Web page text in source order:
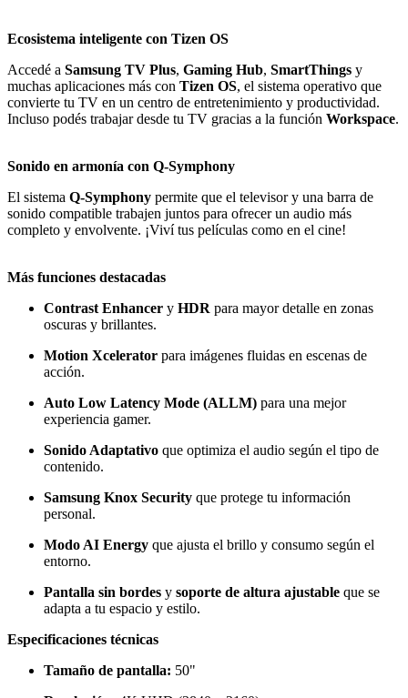
Ecosistema inteligente con Tizen OS
Accedé a Samsung TV Plus, Gaming Hub, SmartThings y
muchas aplicaciones más con Tizen OS, el sistema operativo que
convierte tu TV en un centro de entretenimiento y productividad.
Incluso podés trabajar desde tu TV gracias a la función Workspace.
Sonido en armonía con Q-Symphony
El sistema Q-Symphony permite que el televisor y una barra de
sonido compatible trabajen juntos para ofrecer un audio más
completo y envolvente. ¡Viví tus películas como en el cine!
Más funciones destacadas
Contrast Enhancer y HDR para mayor detalle en zonas
oscuras y brillantes.
Motion Xcelerator para imágenes fluidas en escenas de
acción.
Auto Low Latency Mode (ALLM) para una mejor
experiencia gamer.
Sonido Adaptativo que optimiza el audio según el tipo de
contenido.
Samsung Knox Security que protege tu información
personal.
Modo AI Energy que ajusta el brillo y consumo según el
entorno.
Pantalla sin bordes y soporte de altura ajustable que se
adapta a tu espacio y estilo.
Especificaciones técnicas
Tamaño de pantalla: 50"